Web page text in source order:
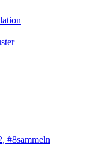
#8sammeln